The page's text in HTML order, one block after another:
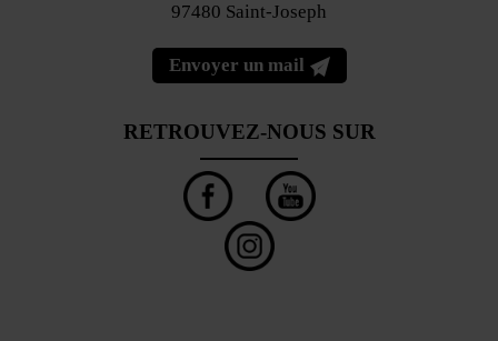
97480 Saint-Joseph
Envoyer un mail
RETROUVEZ-NOUS SUR